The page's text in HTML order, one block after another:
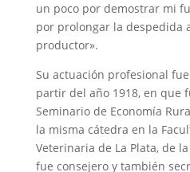
un poco por demostrar mi
por prolongar la despedida
productor».
Su actuación profesional
partir del año 1918, en que
Seminario de Economía
la misma cátedra en la
Veterinaria de La Plata, de
fue consejero y también